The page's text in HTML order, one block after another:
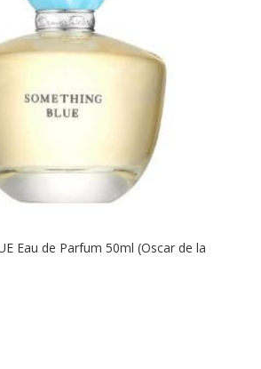
Eau de Parfum 50ml (Oscar de la